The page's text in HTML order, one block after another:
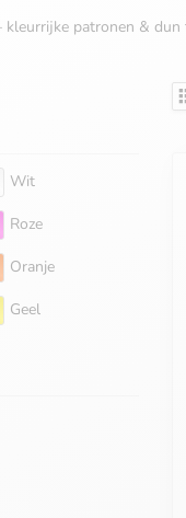
patronen &
Wit
Roze
Oranje
Geel